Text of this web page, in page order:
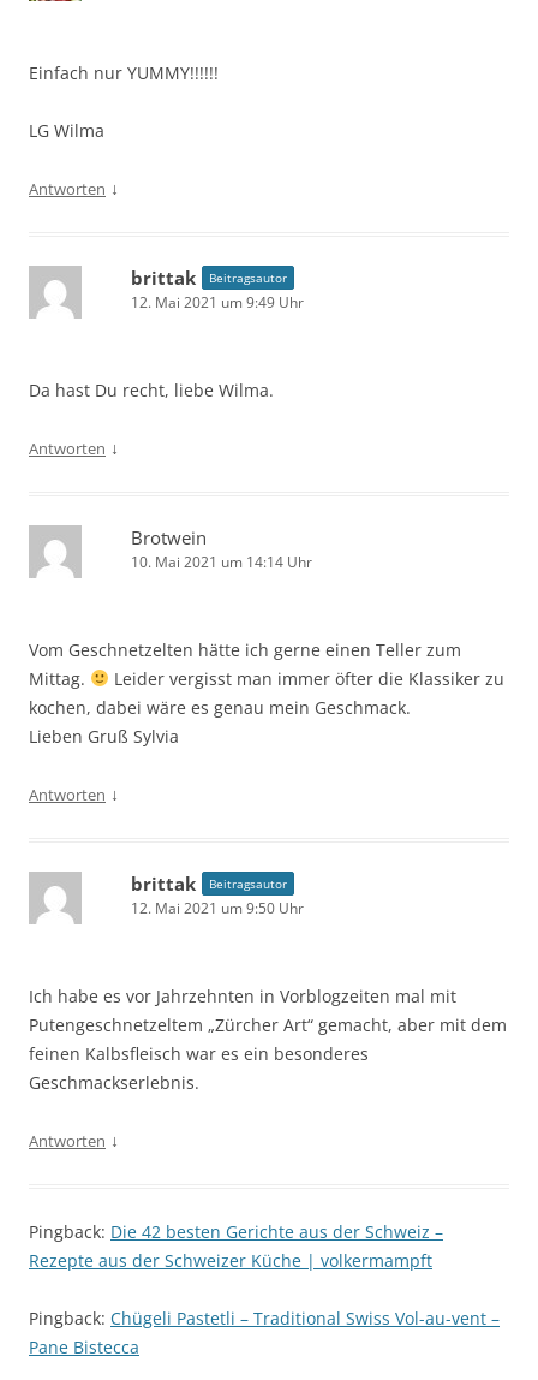
Einfach nur YUMMY!!!!!!
LG Wilma
Antworten ↓
brittak Beitragsautor
12. Mai 2021 um 9:49 Uhr
Da hast Du recht, liebe Wilma.
Antworten ↓
Brotwein
10. Mai 2021 um 14:14 Uhr
Vom Geschnetzelten hätte ich gerne einen Teller zum
Mittag.
Leider vergisst man immer öfter die Klassiker zu
kochen, dabei wäre es genau mein Geschmack.
Lieben Gruß Sylvia
Antworten ↓
brittak Beitragsautor
12. Mai 2021 um 9:50 Uhr
Ich habe es vor Jahrzehnten in Vorblogzeiten mal mit
Putengeschnetzeltem „Zürcher Art“ gemacht, aber mit dem
feinen Kalbsfleisch war es ein besonderes
Geschmackserlebnis.
Antworten ↓
Pingback: Die 42 besten Gerichte aus der Schweiz –
Rezepte aus der Schweizer Küche | volkermampft
Pingback: Chügeli Pastetli – Traditional Swiss Vol-au-vent –
Pane Bistecca